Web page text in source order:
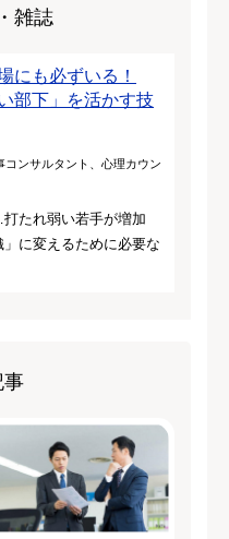
雑誌
にも必ずいる！
部下」を活かす技
コンサルタント、心理カウン
たれ弱い若手が増加
に変えるために必要な
事